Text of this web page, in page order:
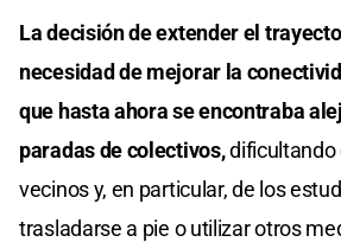
La decisión de extender el
necesidad de mejorar la
que hasta ahora se encontraba
paradas de colectivos,dificultando
vecinos y, en particular, de los
trasladarse a pie o utilizar otros